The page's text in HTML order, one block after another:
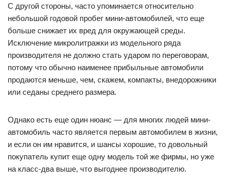
С другой стороны, часто упоминается относительно
небольшой годовой пробег мини-автомобилей, что еще
больше снижает их вред для окружающей среды.
Исключение микролитражки из модельного ряда
производителя не должно стать ударом по переговорам,
потому что обычно наименее прибыльные автомобили
продаются меньше, чем, скажем, компакты, внедорожники
или седаны среднего размера.
Однако есть еще один нюанс — для многих людей мини-
автомобиль часто является первым автомобилем в жизни,
и если он им нравится, и шансы хорошие, то довольный
покупатель купит еще одну модель той же фирмы, но уже
на класс-два выше, что выгоднее производителю.